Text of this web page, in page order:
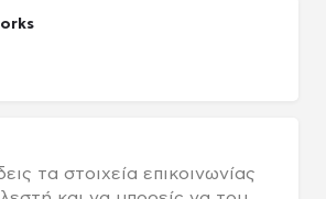
τα στοιχεία επικοινωνίας